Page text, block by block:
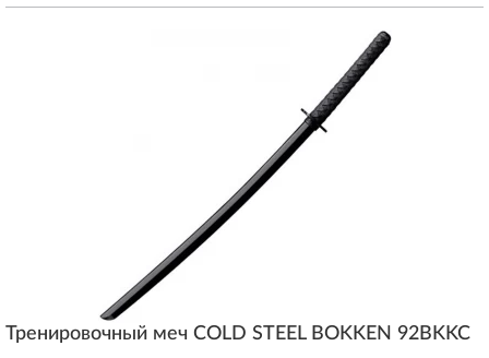
Тренировочный меч COLD STEEL BOKKEN 92BKKC